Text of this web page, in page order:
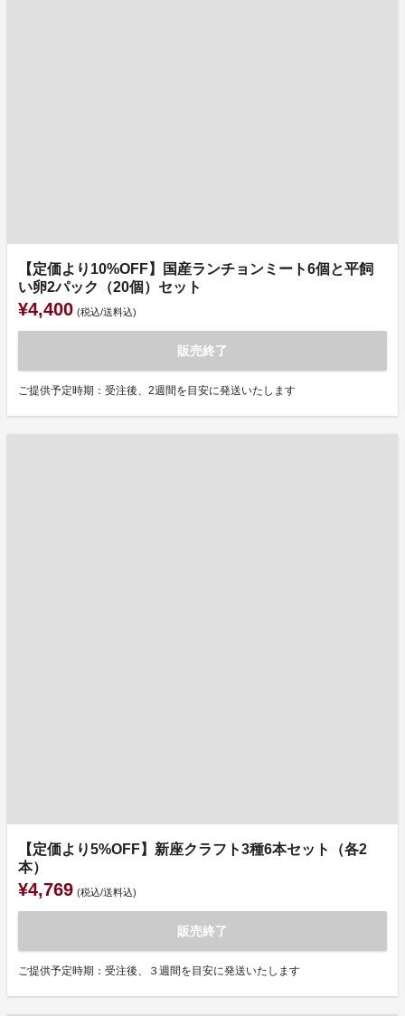
【定価より10%OFF】国産ランチョンミート6個と平飼
い卵2パック（20個）セット
¥4,400 (税込/送料込)
販売終了
ご提供予定時期：受注後、2週間を目安に発送いたします
【定価より5%OFF】新座クラフト3種6本セット（各2
本）
¥4,769 (税込/送料込)
販売終了
ご提供予定時期：受注後、３週間を目安に発送いたします